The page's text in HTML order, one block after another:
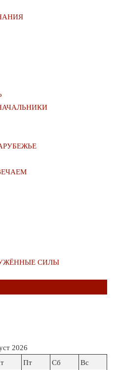
СИЛЫ
2026
Пт Сб Вс